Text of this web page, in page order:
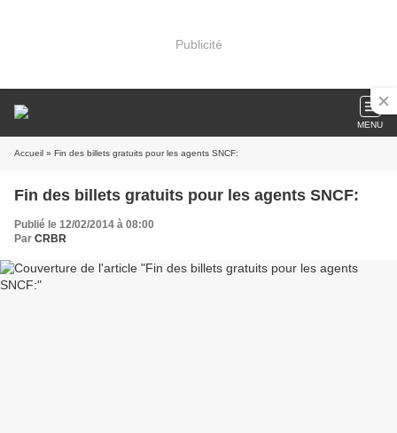
Publicité
MENU
Accueil » Fin des billets gratuits pour les agents SNCF:
Fin des billets gratuits pour les agents SNCF:
Publié le 12/02/2014 à 08:00
Par CRBR